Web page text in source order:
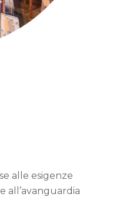
alle esigenze
all’avanguardia